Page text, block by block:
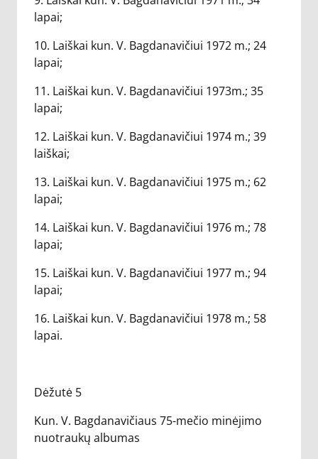
lapai;
10. Laiškai kun. V. Bagdanavičiui 1972 m.; 24
lapai;
11. Laiškai kun. V. Bagdanavičiui 1973m.; 35
lapai;
12. Laiškai kun. V. Bagdanavičiui 1974 m.; 39
laiškai;
13. Laiškai kun. V. Bagdanavičiui 1975 m.; 62
lapai;
14. Laiškai kun. V. Bagdanavičiui 1976 m.; 78
lapai;
15. Laiškai kun. V. Bagdanavičiui 1977 m.; 94
lapai;
16. Laiškai kun. V. Bagdanavičiui 1978 m.; 58
lapai.
Dėžutė 5
Kun. V. Bagdanavičiaus 75-mečio minėjimo
nuotraukų albumas